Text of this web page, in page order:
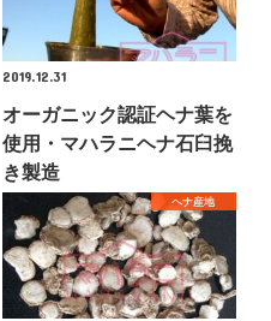
2019.12.31
オーガニック認証ヘナ葉を
使用・マハラニヘナ石臼挽
き製造
ヘナ産地